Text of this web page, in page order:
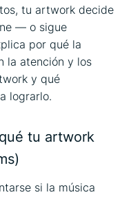
tu artwork decide
— o sigue
por qué la
la atención y los
y qué
lograrlo.
tu artwork
si la música